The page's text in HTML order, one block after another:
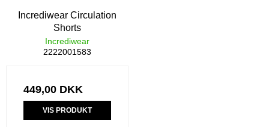
Incrediwear Circulation
Shorts
Incrediwear
2222001583
449,00 DKK
VIS PRODUKT